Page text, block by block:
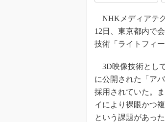
NHKメディアテ
12日、東京都内で
技術「ライトフィ
3D映像技術とし
に公開された「ア
採用されていた。
イにより裸眼かつ
という課題があった